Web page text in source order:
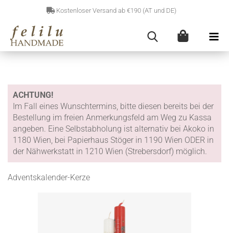
Kostenloser Versand ab €190 (AT und DE)
ACHTUNG!
Im Fall eines Wunschtermins, bitte diesen bereits bei der
Bestellung im freien Anmerkungsfeld am Weg zu Kassa
angeben. Eine Selbstabholung ist alternativ bei Akoko in
1180 Wien, bei Papierhaus Stöger in 1190 Wien ODER in
der Nähwerkstatt in 1210 Wien (Strebersdorf) möglich.
Adventskalender-Kerze